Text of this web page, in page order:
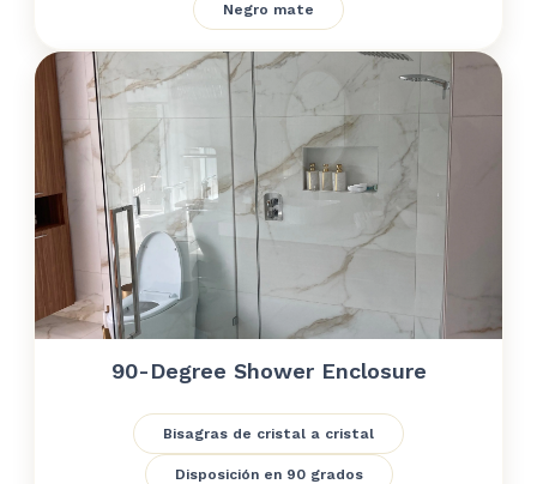
Negro mate
90-Degree Shower Enclosure
Bisagras de cristal a cristal
Disposición en 90 grados